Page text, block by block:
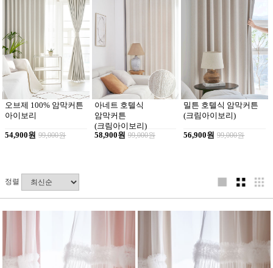
오브제 100% 암막커튼
아이보리
54,900원 99,000원
아네트 호텔식
암막커튼
(크림아이보리)
58,900원 99,000원
밀튼 호텔식 암막커튼
(크림아이보리)
56,900원 99,000원
정렬